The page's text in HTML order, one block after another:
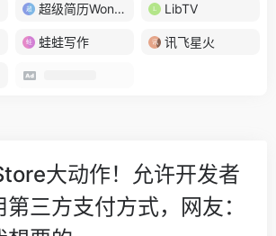
超级简历WonderCV LibTV
蛙蛙写作 讯飞星火
大动作！允许开发者
三方支付方式，网友：